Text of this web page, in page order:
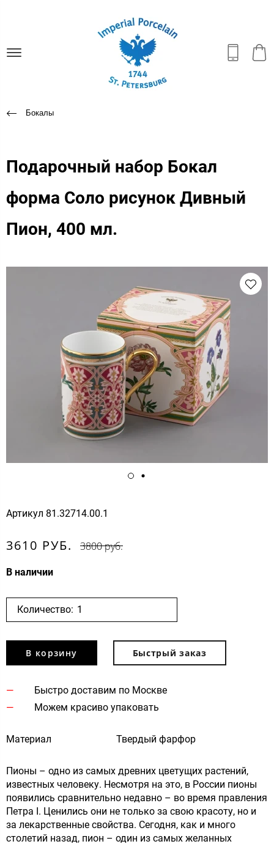
Бокалы
Подарочный набор Бокал
форма Соло рисунок Дивный
Пион, 400 мл.
Артикул 81.32714.00.1
3610 РУБ. 3800 руб.
В наличии
Количество:
В корзину Быстрый заказ
Быстро доставим по Москве
Можем красиво упаковать
Материал Твердый фарфор
Пионы – одно из самых древних цветущих растений,
известных человеку. Несмотря на это, в России пионы
появились сравнительно недавно – во время правления
Петра I. Ценились они не только за свою красоту, но и
за лекарственные свойства. Сегодня, как и много
столетий назад, пион – один из самых желанных